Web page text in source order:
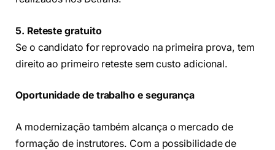
5. Reteste gratuito
Se o candidato for reprovado na primeira prova, tem
direito ao primeiro reteste sem custo adicional.
Oportunidade de trabalho e segurança
A modernização também alcança o mercado de
formação de instrutores. Com a possibilidade de